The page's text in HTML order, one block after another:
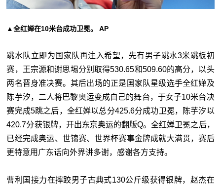
▲全红婵在10米台成功卫冕。 AP
跳水队立即为国家队再注入希望，先有男子跳水3米跳板初
赛，王宗源和谢思埸分别取得530.65和509.60的高分，以头
两名晋身准决赛。其后出场的正是国家队星级选手全红婵及
陈芋汐，二人将巴黎奥运变成自己的舞台，于女子10米台决
赛完成5跳之后，全红婵以总分425.6分成功卫冕，陈芋汐以
420.7分获银牌，开出东京奥运的翻版Q。全红婵卫冕之后，
已经完成奥运、世锦赛、世界杯赛事金牌成就大满贯，赛后
更特意用广东话向外界讲多谢，感谢各方支持。
曹利国接力在摔跤男子古典式130公斤级获得银牌，赵杰在